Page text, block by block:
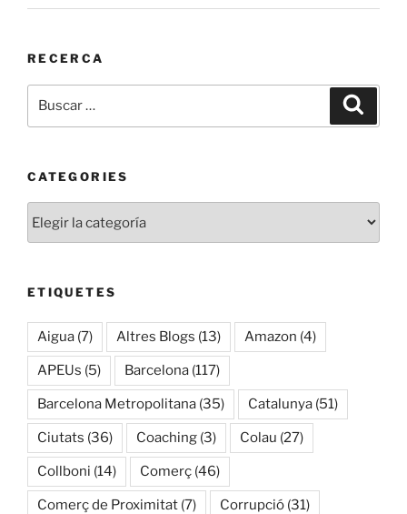
RECERCA
por:
CATEGORIES
ETIQUETES
Aigua (7) Altres Blogs (13) Amazon (4)
APEUs (5) Barcelona (117)
Barcelona Metropolitana (35) Catalunya (51)
Ciutats (36) Coaching (3) Colau (27)
Collboni (14) Comerç (46)
Comerç de Proximitat (7) Corrupció (31)